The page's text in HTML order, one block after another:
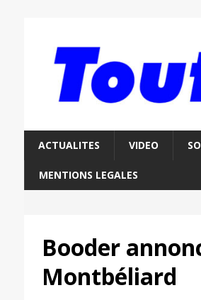
ACTUALITES VIDEO
MENTIONS LEGALES
Booder
Montbéliard